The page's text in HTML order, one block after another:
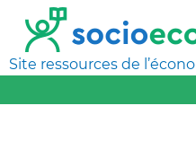
Site ressources de